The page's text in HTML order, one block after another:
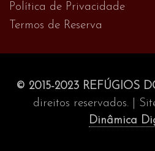
Política de Privacidade
Termos de Reserva
© 2015-2023 REFÚGIOS
direitos reservados. |
Dinâmica